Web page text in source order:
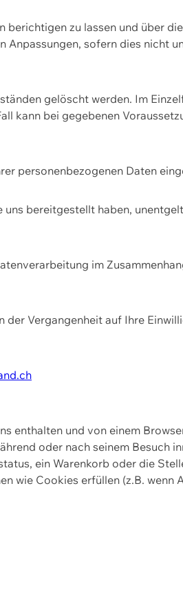
zu lassen und über
Anpassungen, sofern dies nicht
gelöscht werden. Im
kann bei gegebenen
personenbezogenen Daten
bereitgestellt haben,
im
der Vergangenheit auf Ihre
enthalten und von einem
oder nach seinem Besuch
ein Warenkorb oder die
wie Cookies erfüllen (z.B. wenn